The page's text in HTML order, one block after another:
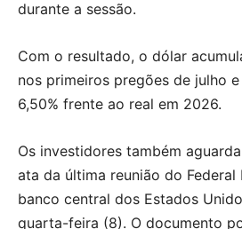
durante a sessão.
Com o resultado, o dólar
nos primeiros pregões de julho
6,50% frente ao real em 2026.
Os investidores também
ata da última reunião do Federal
banco central dos Estados
quarta-feira (8). O documento